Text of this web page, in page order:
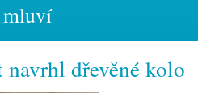
mluví
navrhl dřevěné kolo